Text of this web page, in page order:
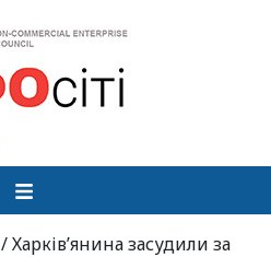
/ Харків’янина засудили за